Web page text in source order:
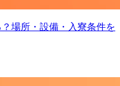
場所・設備・入寮条件を